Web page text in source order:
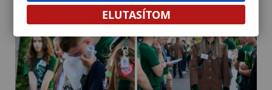
ELUTASÍTOM